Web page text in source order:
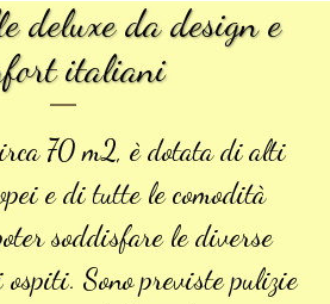
deluxe da design e
italiani
70 m2, è dotata di alti
e di tutte le comodità
soddisfare le diverse
ospiti. Sono previste pulizie